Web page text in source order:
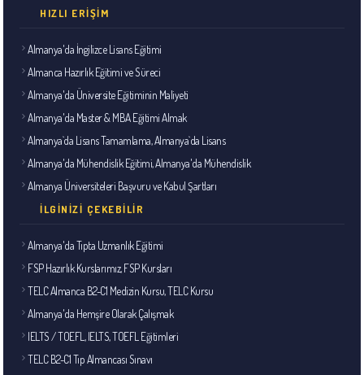
HIZLI ERIŞIM
Almanya'da İngilizce Lisans Eğitimi
Almanca Hazırlık Eğitimi ve Süreci
Almanya'da Üniversite Eğitiminin Maliyeti
Almanya'da Master & MBA Eğitimi Almak
Almanya`da Lisans Tamamlama, Almanya`da Lisans
Almanya'da Mühendislik Eğitimi, Almanya'da Mühendislik
Almanya Üniversiteleri Başvuru ve Kabul Şartları
İLGINIZI ÇEKEBILIR
Almanya'da Tıpta Uzmanlık Eğitimi
FSP Hazırlık Kurslarımız, FSP Kursları
TELC Almanca B2-C1 Medizin Kursu, TELC Kursu
Almanya'da Hemşire Olarak Çalışmak
IELTS / TOEFL, IELTS, TOEFL Eğitimleri
TELC B2-C1 Tıp Almancası Sınavı